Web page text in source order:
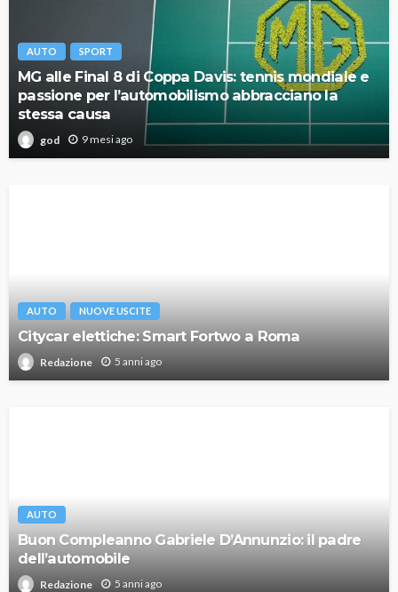
AUTO SPORT
MG alle Final 8 di Coppa Davis: tennis mondiale e
passione per l’automobilismo abbracciano la
stessa causa
god 9 mesi ago
AUTO NUOVE USCITE
Citycar elettiche: Smart Fortwo a Roma
Redazione 5 anni ago
AUTO
Buon Compleanno Gabriele D’Annunzio: il padre
dell’automobile
Redazione 5 anni ago